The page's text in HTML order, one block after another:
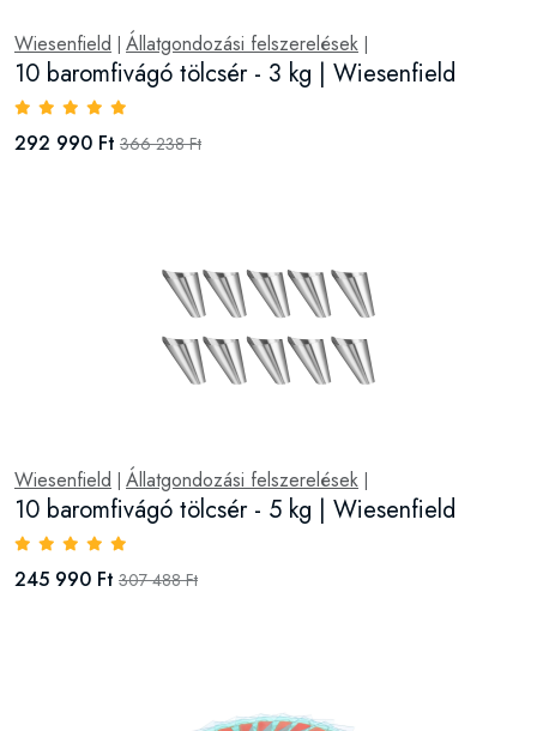
Wiesenfield Állatgondozási felszerelések
10 baromfivágó tölcsér - 3 kg | Wiesenfield
292 990 Ft 366 238 Ft
Wiesenfield Állatgondozási felszerelések
10 baromfivágó tölcsér - 5 kg | Wiesenfield
245 990 Ft 307 488 Ft